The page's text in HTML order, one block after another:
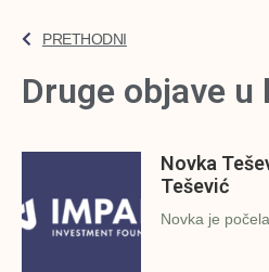
PRETHODNI
Druge objave u
Novka
Tešević
Novka je